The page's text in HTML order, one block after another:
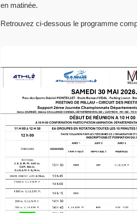
en matinée.
Retrouvez ci-dessous le programme